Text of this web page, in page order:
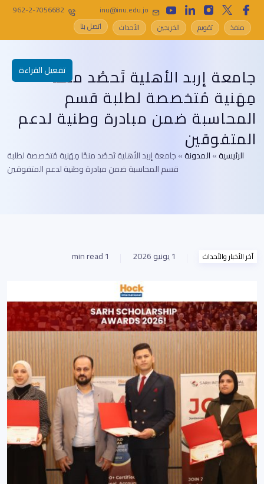
inu@inu.edu.jo
962-2-7056682
منفذ
تقويم الخريجين الأحداث اتصل بنا
جامعة إربد الأهلية تَحصُد منحًا
مِهَنية مُتخصصة لطلبة قسم
المحاسبة ضمن مبادرة وطنية لدعم
المتفوقين
الرئيسية»المدونة»جامعة إربد الأهلية تَحصُد منحًا مِهَنية مُتخصصة لطلبة
قسم المحاسبة ضمن مبادرة وطنية لدعم المتفوقين
آخر الأخبار والأحداث 1 يونيو 2026 1 min read
تفعيل القراءة